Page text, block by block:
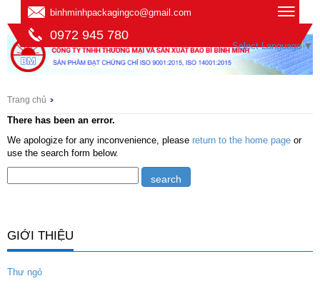
binhminhpackagingco@gmail.com
0972 945 780
Select Language ▼
Trang chủ
There has been an error.
We apologize for any inconvenience, please return to the home page or
use the search form below.
GIỚI THIỆU
Thư ngỏ